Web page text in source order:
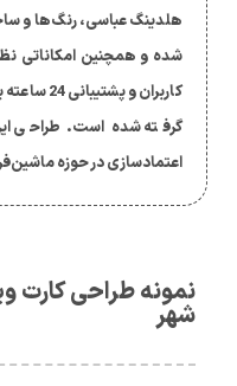
هلدینگ عباسی، رنگ‌ها و
شده و همچنین امکاناتی
کاربران
گرفته شده است. طراحی
اعتمادسازی در حوزه
نمونه طراحی کارت
شهر